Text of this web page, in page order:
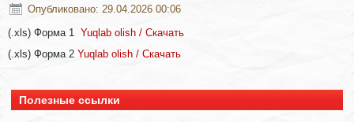
Опубликовано: 29.04.2026 00:06
(.xls) Форма 1 Yuqlab olish / Скачать
(.xls) Форма 2Yuqlab olish / Скачать
Полезные ссылки